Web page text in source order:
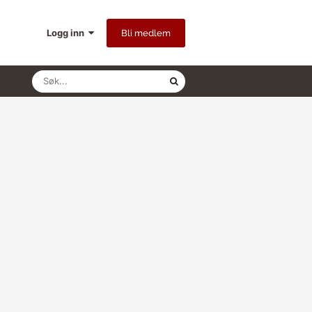
Logg inn Bli medlem